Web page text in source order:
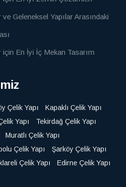
Geleneksel Yapılar Arasındaki
En İyi İç Mekan Tasarım
Çelik Yapı
Kapaklı Çelik Yapı
Yapı
Tekirdağ Çelik Yapı
Muratlı Çelik Yapı
Çelik Yapı
Şarköy Çelik Yapı
Çelik Yapı
Edirne Çelik Yapı